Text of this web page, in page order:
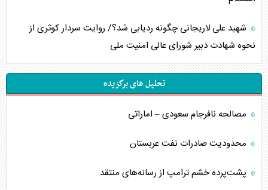
شهید علی لاریجانی چگونه ردیابی شد؟/ روایت سردار کوثری از
نحوه شهادت دبیر شورای عالی امنیت ملی
تحلیل های برگزیده
مصالحه نافرجام سعودی – اماراتی
محدودیت صادرات نفت عربستان
پشت‌پرده خشم ترامپ از رسانه‌های منتقد